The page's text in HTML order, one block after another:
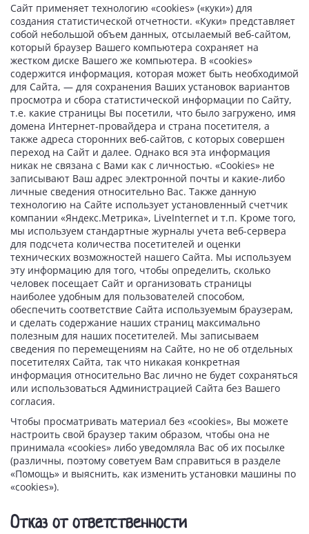
Сайт применяет технологию «cookies» («куки») для
создания статистической отчетности. «Куки» представляет
собой небольшой объем данных, отсылаемый веб-сайтом,
который браузер Вашего компьютера сохраняет на
жестком диске Вашего же компьютера. В «cookies»
содержится информация, которая может быть необходимой
для Сайта, — для сохранения Ваших установок вариантов
просмотра и сбора статистической информации по Сайту,
т.е. какие страницы Вы посетили, что было загружено, имя
домена Интернет-провайдера и страна посетителя, а
также адреса сторонних веб-сайтов, с которых совершен
переход на Сайт и далее. Однако вся эта информация
никак не связана с Вами как с личностью. «Cookies» не
записывают Ваш адрес электронной почты и какие-либо
личные сведения относительно Вас. Также данную
технологию на Сайте использует установленный счетчик
компании «Яндекс.Метрика», LiveInternet и т.п. Кроме того,
мы используем стандартные журналы учета веб-сервера
для подсчета количества посетителей и оценки
технических возможностей нашего Сайта. Мы используем
эту информацию для того, чтобы определить, сколько
человек посещает Сайт и организовать страницы
наиболее удобным для пользователей способом,
обеспечить соответствие Сайта используемым браузерам,
и сделать содержание наших страниц максимально
полезным для наших посетителей. Мы записываем
сведения по перемещениям на Сайте, но не об отдельных
посетителях Сайта, так что никакая конкретная
информация относительно Вас лично не будет сохраняться
или использоваться Администрацией Сайта без Вашего
согласия.
Чтобы просматривать материал без «cookies», Вы можете
настроить свой браузер таким образом, чтобы она не
принимала «cookies» либо уведомляла Вас об их посылке
(различны, поэтому советуем Вам справиться в разделе
«Помощь» и выяснить, как изменить установки машины по
«cookies»).
Отказ от ответственности